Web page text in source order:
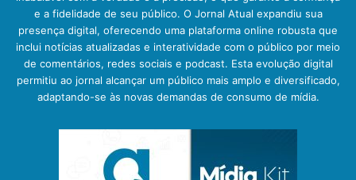
e a fidelidade de seu público. O Jornal Atual expandiu sua
presença digital, oferecendo uma plataforma online robusta que
inclui notícias atualizadas e interatividade com o público por meio
de comentários, redes sociais e podcast. Esta evolução digital
permitiu ao jornal alcançar um público mais amplo e diversificado,
adaptando-se às novas demandas de consumo de mídia.